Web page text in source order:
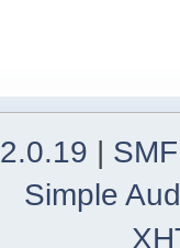
|
Simple